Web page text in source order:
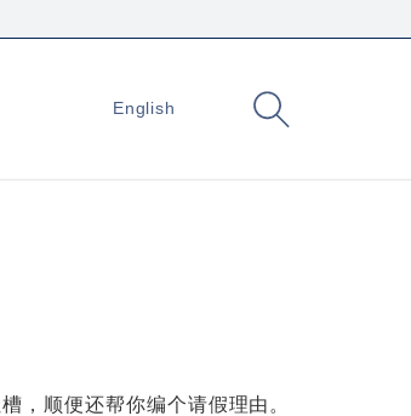
English
，顺便还帮你编个请假理由。